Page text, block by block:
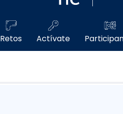
Retos Actívate